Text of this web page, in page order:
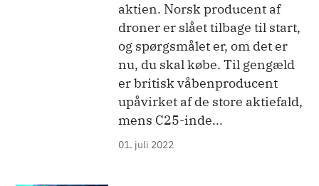
aktien. Norsk producent af
droner er slået tilbage til start,
og spørgsmålet er, om det er
nu, du skal købe. Til gengæld
er britisk våbenproducent
upåvirket af de store aktiefald,
mens C25-inde...
01. juli 2022